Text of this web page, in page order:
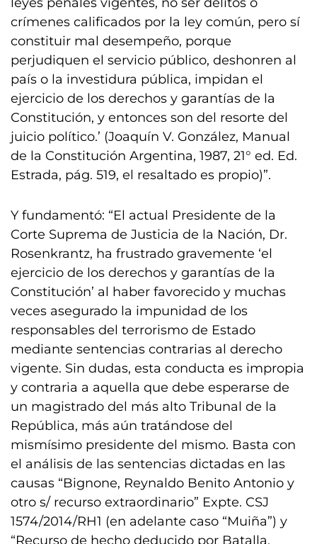
crímenes calificados por la ley común, pero sí
constituir mal desempeño, porque
perjudiquen el servicio público, deshonren al
país o la investidura pública, impidan el
ejercicio de los derechos y garantías de la
Constitución, y entonces son del resorte del
juicio político.’ (Joaquín V. González, Manual
de la Constitución Argentina, 1987, 21° ed. Ed.
Estrada, pág. 519, el resaltado es propio)”.
Y fundamentó: “El actual Presidente de la
Corte Suprema de Justicia de la Nación, Dr.
Rosenkrantz, ha frustrado gravemente ‘el
ejercicio de los derechos y garantías de la
Constitución’ al haber favorecido y muchas
veces asegurado la impunidad de los
responsables del terrorismo de Estado
mediante sentencias contrarias al derecho
vigente. Sin dudas, esta conducta es impropia
y contraria a aquella que debe esperarse de
un magistrado del más alto Tribunal de la
República, más aún tratándose del
mismísimo presidente del mismo. Basta con
el análisis de las sentencias dictadas en las
causas “Bignone, Reynaldo Benito Antonio y
otro s/ recurso extraordinario” Expte. CSJ
1574/2014/RH1 (en adelante caso “Muiña”) y
“Recurso de hecho deducido por Batalla,